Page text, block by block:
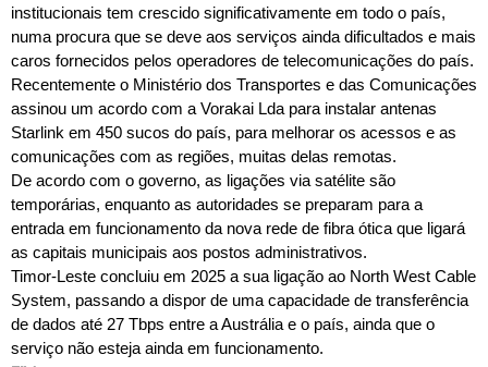
institucionais tem crescido significativamente em todo o país,
numa procura que se deve aos serviços ainda dificultados e mais
caros fornecidos pelos operadores de telecomunicações do país.
Recentemente o Ministério dos Transportes e das Comunicações
assinou um acordo com a Vorakai Lda para instalar antenas
Starlink em 450 sucos do país, para melhorar os acessos e as
comunicações com as regiões, muitas delas remotas.
De acordo com o governo, as ligações via satélite são
temporárias, enquanto as autoridades se preparam para a
entrada em funcionamento da nova rede de fibra ótica que ligará
as capitais municipais aos postos administrativos.
Timor-Leste concluiu em 2025 a sua ligação ao North West Cable
System, passando a dispor de uma capacidade de transferência
de dados até 27 Tbps entre a Austrália e o país, ainda que o
serviço não esteja ainda em funcionamento.